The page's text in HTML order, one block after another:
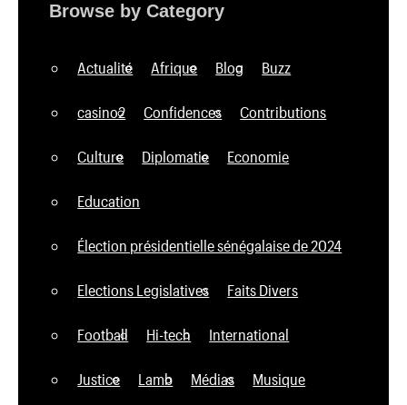
Browse by Category
Actualité Afrique Blog Buzz
casino2 Confidences Contributions
Culture Diplomatie Economie
Education
Élection présidentielle sénégalaise de 2024
Elections Legislatives Faits Divers
Football Hi-tech International
Justice Lamb Médias Musique